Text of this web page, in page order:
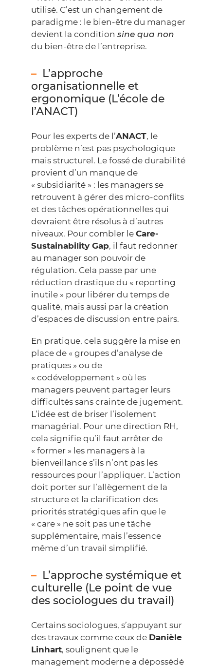
utilisé. C’est un changement de
paradigme : le bien-être du manager
devient la condition sine qua non
du bien-être de l’entreprise.
L’approche
organisationnelle et
ergonomique (L’école de
l’ANACT)
Pour les experts de l’ANACT, le
problème n’est pas psychologique
mais structurel. Le fossé de durabilité
provient d’un manque de
« subsidiarité » : les managers se
retrouvent à gérer des micro-conflits
et des tâches opérationnelles qui
devraient être résolus à d’autres
niveaux. Pour combler le Care-
Sustainability Gap, il faut redonner
au manager son pouvoir de
régulation. Cela passe par une
réduction drastique du « reporting
inutile » pour libérer du temps de
qualité, mais aussi par la création
d’espaces de discussion entre pairs.
En pratique, cela suggère la mise en
place de « groupes d’analyse de
pratiques » ou de
« codéveloppement » où les
managers peuvent partager leurs
difficultés sans crainte de jugement.
L’idée est de briser l’isolement
managérial. Pour une direction RH,
cela signifie qu’il faut arrêter de
« former » les managers à la
bienveillance s’ils n’ont pas les
ressources pour l’appliquer. L’action
doit porter sur l’allègement de la
structure et la clarification des
priorités stratégiques afin que le
« care » ne soit pas une tâche
supplémentaire, mais l’essence
même d’un travail simplifié.
L’approche systémique et
culturelle (Le point de vue
des sociologues du travail)
Certains sociologues, s’appuyant sur
des travaux comme ceux de Danièle
Linhart, soulignent que le
management moderne a dépossédé